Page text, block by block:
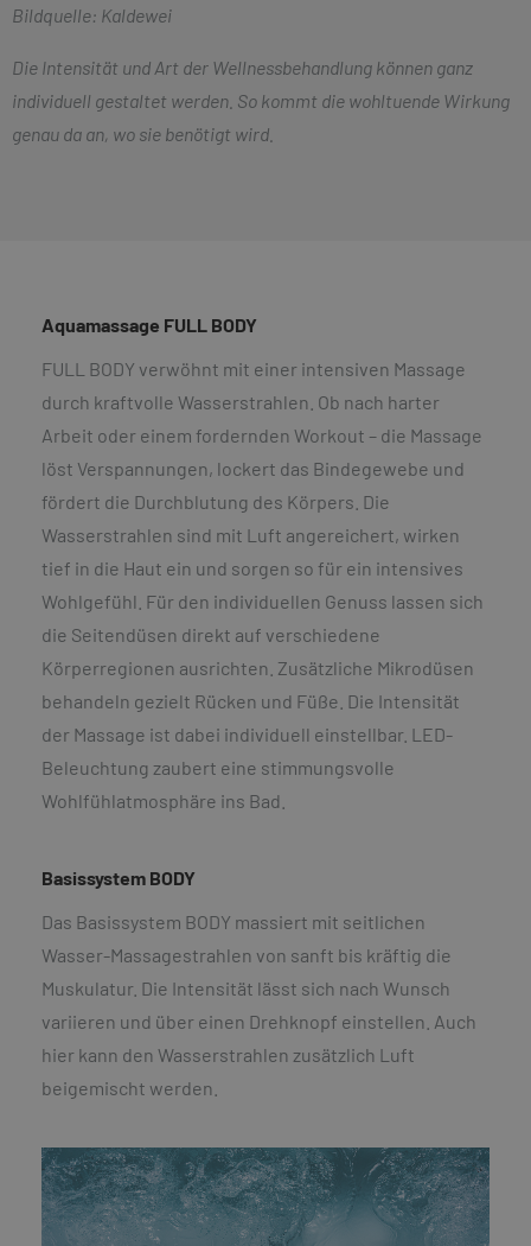
Bildquelle: Kaldewei
Die Intensität und Art der Wellnessbehandlung können ganz
individuell gestaltet werden. So kommt die wohltuende Wirkung
genau da an, wo sie benötigt wird.
Aquamassage FULL BODY
FULL BODY verwöhnt mit einer intensiven Massage
durch kraftvolle Wasserstrahlen. Ob nach harter
Arbeit oder einem fordernden Workout – die Massage
löst Verspannungen, lockert das Bindegewebe und
fördert die Durchblutung des Körpers. Die
Wasserstrahlen sind mit Luft angereichert, wirken
tief in die Haut ein und sorgen so für ein intensives
Wohlgefühl. Für den individuellen Genuss lassen sich
die Seitendüsen direkt auf verschiedene
Körperregionen ausrichten. Zusätzliche Mikrodüsen
behandeln gezielt Rücken und Füße. Die Intensität
der Massage ist dabei individuell einstellbar. LED-
Beleuchtung zaubert eine stimmungsvolle
Wohlfühlatmosphäre ins Bad.
Basissystem BODY
Das Basissystem BODY massiert mit seitlichen
Wasser-Massagestrahlen von sanft bis kräftig die
Muskulatur. Die Intensität lässt sich nach Wunsch
variieren und über einen Drehknopf einstellen. Auch
hier kann den Wasserstrahlen zusätzlich Luft
beigemischt werden.